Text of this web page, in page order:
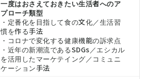
一度はおさえておきたい生活者へのア
プローチ類型
・定番化を目指して食の文化／生活習
慣を作る手法
・コロナで変化する健康機能の訴求点
・近年の新潮流であるSDGs／エシカル
を活用したマーケテイング／コミュニ
ケーション手法